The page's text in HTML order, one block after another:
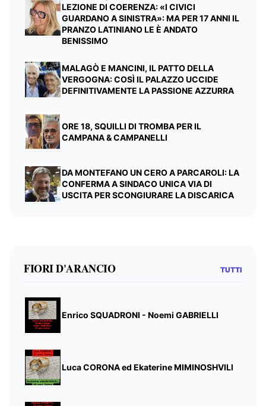
LEZIONE DI COERENZA: «I CIVICI
GUARDANO A SINISTRA»: MA PER 17 ANNI IL
PRANZO LATINIANO LE È ANDATO
BENISSIMO
MALAGÒ E MANCINI, IL PATTO DELLA
VERGOGNA: COSÌ IL PALAZZO UCCIDE
DEFINITIVAMENTE LA PASSIONE AZZURRA
ORE 18, SQUILLI DI TROMBA PER IL
CAMPANA & CAMPANELLI
DA MONTEFANO UN CERO A PARCAROLI: LA
CONFERMA A SINDACO UNICA VIA DI
USCITA PER SCONGIURARE LA DISCARICA
FIORI D'ARANCIO TUTTI
Enrico SQUADRONI - Noemi GABRIELLI
Luca CORONA ed Ekaterine MIMINOSHVILI